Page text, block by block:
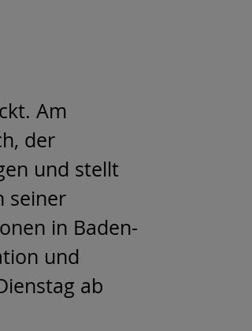
Am
der
und stellt
seiner
in Baden-
und
ab